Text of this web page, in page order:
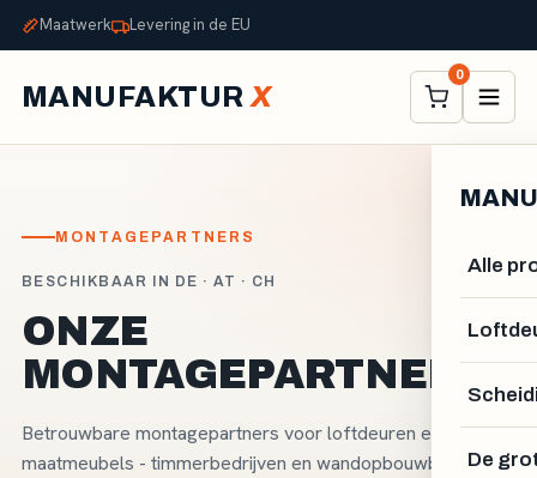
Maatwerk Levering in de EU
MANUFAKTURX
0
Alle
De
MONTAGEPARTNERS
BESCHIKBAAR IN DE · AT · CH
ONZE
MONTAGEPARTNERS.
Betrouwbare montagepartners voor loftdeuren en
maatmeubels - timmerbedrijven en wandopbouwbedrijven